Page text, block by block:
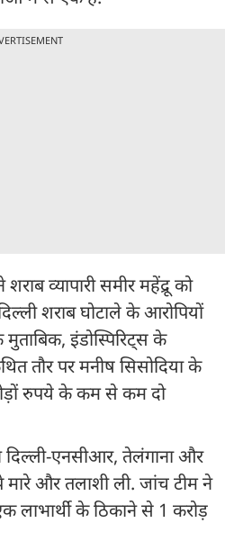
शराब व्यापारी समीर महेंद्रू को
शराब घोटाले के आरोपियों
इंडोस्पिरिट्स के
तौर पर मनीष सिसोदिया के
रुपये के कम से कम दो
दिल्ली-एनसीआर, तेलंगाना और
और तलाशी ली. जांच टीम ने
लाभार्थी के ठिकाने से 1 करोड़